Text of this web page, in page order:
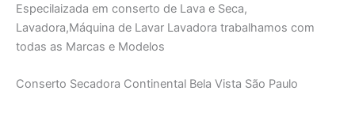
Especilaizada em conserto de Lava e Seca,
Lavadora,Máquina de Lavar Lavadora trabalhamos com
todas as Marcas e Modelos
Conserto Secadora Continental Bela Vista São Paulo